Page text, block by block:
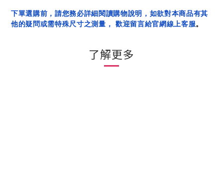
下單選購前，請您務必詳細閱讀購物說明，如欲對本商品有其
他的疑問或需特殊尺寸之測量， 歡迎留言給官網線上客服。
了解更多